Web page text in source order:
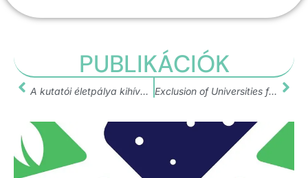
PUBLIKÁCIÓK
A kutatói életpálya kihívásai és a pályaelhagyás lehetséges okai a fiatal kutatók akadémiai életútján Exclusion of Universities from EU Funds Hurts Young Researchers – Research Report